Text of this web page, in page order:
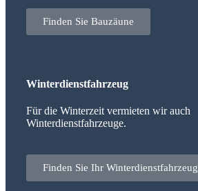
Finden Sie Bauzäune
Winterdienstfahrzeug
Für die Winterzeit vermieten wir auch
Winterdienstfahrzeuge.
Finden Sie Ihr Winterdienstfahrzeug